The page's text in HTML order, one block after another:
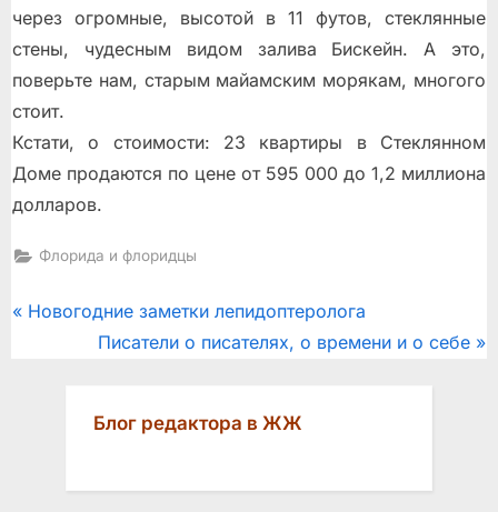
через огромные, высотой в 11 футов, стеклянные
стены, чудесным видом залива Бискейн. А это,
поверьте нам, старым майамским морякам, многого
стоит.
Кстати, о стоимости: 23 квартиры в Стеклянном
Доме продаются по цене от 595 000 до 1,2 миллиона
долларов.
Флорида и флоридцы
Post
P
Новогодние заметки лепидоптеролога
N
t
o
Писатели о писателях, о времени и о себе
Блог редактора в ЖЖ